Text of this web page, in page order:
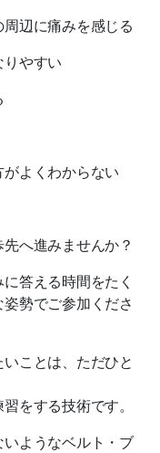
辺に痛みを感じる
りやすい
がよくわからない
へ進みませんか？
答える時間をたく
勢でご参加くださ
ことは、ただひと
をする技術です。
ようなベルト・ブ